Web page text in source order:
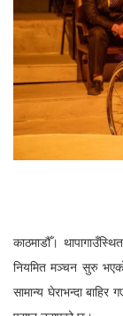
काठमाडौँ।
नियमित मञ्चन सुरु
सामान्य घेराभन्दा